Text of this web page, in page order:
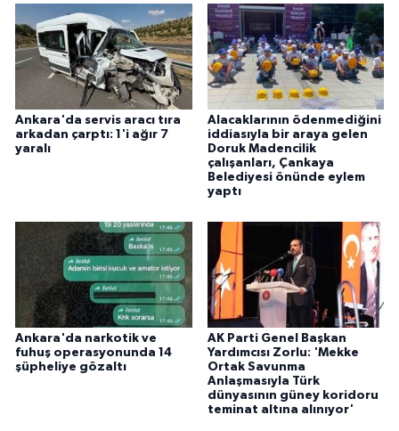
Ankara'da servis aracı tıra
arkadan çarptı: 1'i ağır 7
yaralı
Alacaklarının ödenmediğini
iddiasıyla bir araya gelen
Doruk Madencilik
çalışanları, Çankaya
Belediyesi önünde eylem
yaptı
Ankara'da narkotik ve
fuhuş operasyonunda 14
şüpheliye gözaltı
AK Parti Genel Başkan
Yardımcısı Zorlu: 'Mekke
Ortak Savunma
Anlaşmasıyla Türk
dünyasının güney koridoru
teminat altına alınıyor'